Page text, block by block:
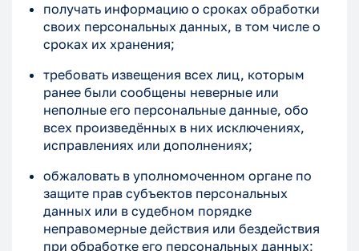
получать информацию о сроках обработки
своих персональных данных, в том числе о
сроках их хранения;
требовать извещения всех лиц, которым
ранее были сообщены неверные или
неполные его персональные данные, обо
всех произведённых в них исключениях,
исправлениях или дополнениях;
обжаловать в уполномоченном органе по
защите прав субъектов персональных
данных или в судебном порядке
неправомерные действия или бездействия
при обработке его персональных данных;